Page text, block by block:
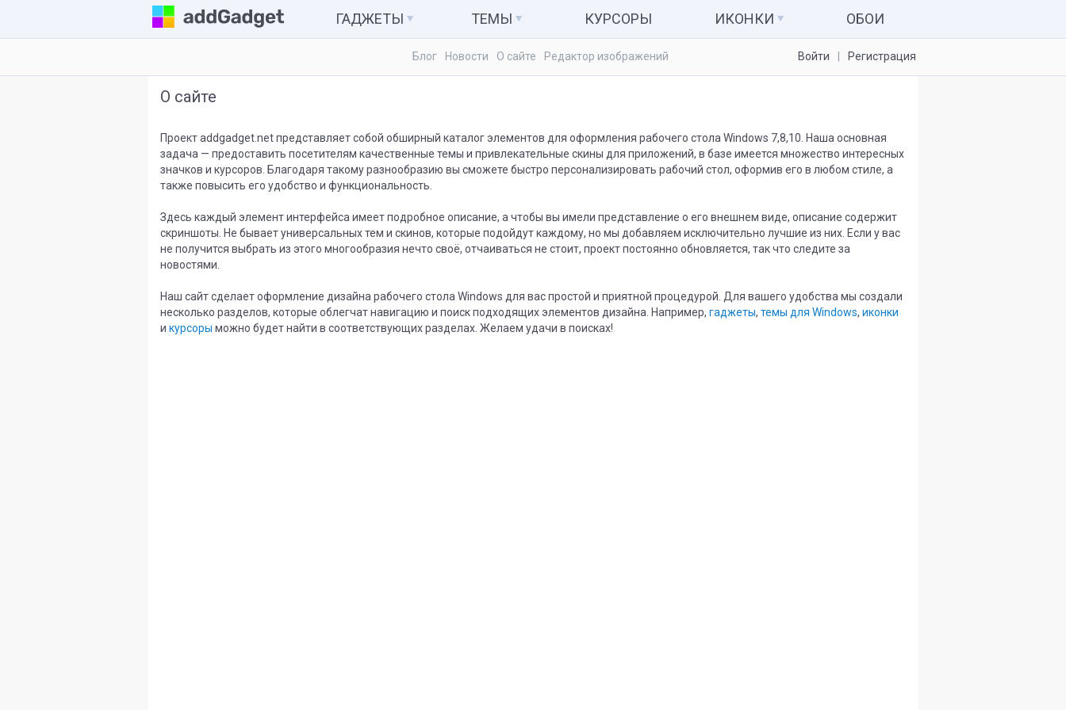
ГАДЖЕТЫ
Компьютер и система Календари
Часы Радио и ТВ
Разные гаджеты Развлечения
ТЕМЫ
Темы для Windows 7
Темы для Windows 10
КУРСОРЫ ИКОНКИ
Иконки для папок
Наборы иконок
Иконки для IconPackager
ОБОИ
Блог Новости О сайте Редактор изображений Войти Регистрация
О сайте
Проект addgadget.net представляет собой обширный каталог элементов для оформления рабочего стола Windows 7,8,10. Наша основная
задача — предоставить посетителям качественные темы и привлекательные скины для приложений, в базе имеется множество интересных
значков и курсоров. Благодаря такому разнообразию вы сможете быстро персонализировать рабочий стол, оформив его в любом стиле, а
также повысить его удобство и функциональность.
Здесь каждый элемент интерфейса имеет подробное описание, а чтобы вы имели представление о его внешнем виде, описание содержит
скриншоты. Не бывает универсальных тем и скинов, которые подойдут каждому, но мы добавляем исключительно лучшие из них. Если у вас
не получится выбрать из этого многообразия нечто своё, отчаиваться не стоит, проект постоянно обновляется, так что следите за
новостями.
Наш сайт сделает оформление дизайна рабочего стола Windows для вас простой и приятной процедурой. Для вашего удобства мы создали
несколько разделов, которые облегчат навигацию и поиск подходящих элементов дизайна. Например, гаджеты, темы для Windows, иконки
и курсоры можно будет найти в соответствующих разделах. Желаем удачи в поисках!